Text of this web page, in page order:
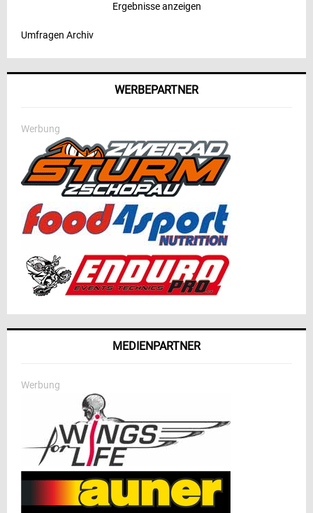
Ergebnisse anzeigen
Umfragen Archiv
WERBEPARTNER
Werbung
MEDIENPARTNER
Werbung